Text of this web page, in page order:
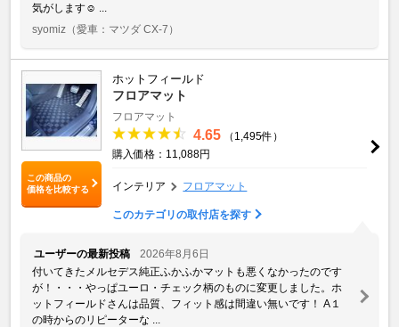
気がします☺️ ...
syomiz （愛車：マツダ CX-7）
この商品の
価格を比較する
ホットフィールド
フロアマット
フロアマット
4.65
（1,495件）
購入価格：11,088円
インテリア フロアマット
このカテゴリの取付店を探す
ユーザーの最新投稿
2026年8月6日
付いてきたメルセデス純正ふかふかマットも悪くなかったのです
が！・・・やっぱユーロ・チェック柄のものに変更しました。ホ
ットフィールドさんは品質、フィット感は間違い無いです！ A１
の時からのリピーターな ...